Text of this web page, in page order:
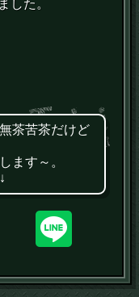
した。
茶苦茶だけど
ます～。